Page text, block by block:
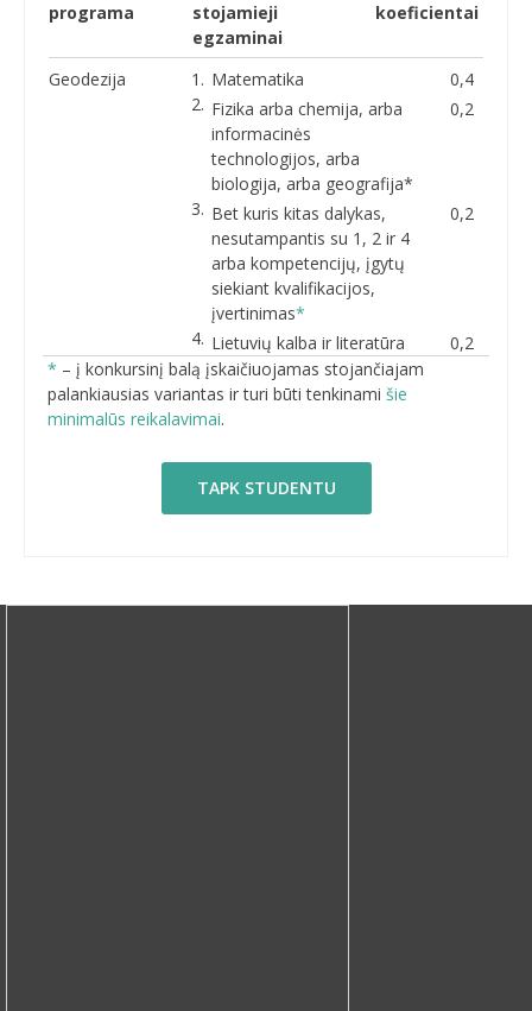
programa
stojamieji
egzaminai
koeficientai
Geodezija Matematika
0,4
Fizika arba chemija, arba
informacinės
technologijos, arba
biologija, arba geografija*
0,2
Bet kuris kitas dalykas,
nesutampantis su 1, 2 ir 4
arba kompetencijų, įgytų
siekiant kvalifikacijos,
įvertinimas*
0,2
Lietuvių kalba ir literatūra
0,2
* – į konkursinį balą įskaičiuojamas stojančiajam
palankiausias variantas ir turi būti tenkinami šie
minimalūs reikalavimai.
TAPK STUDENTU